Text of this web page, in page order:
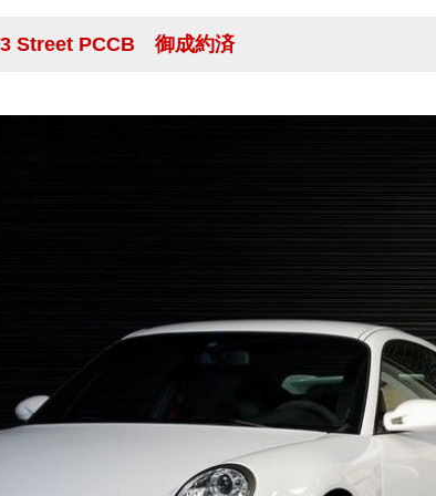
Street PCCB 御成約済